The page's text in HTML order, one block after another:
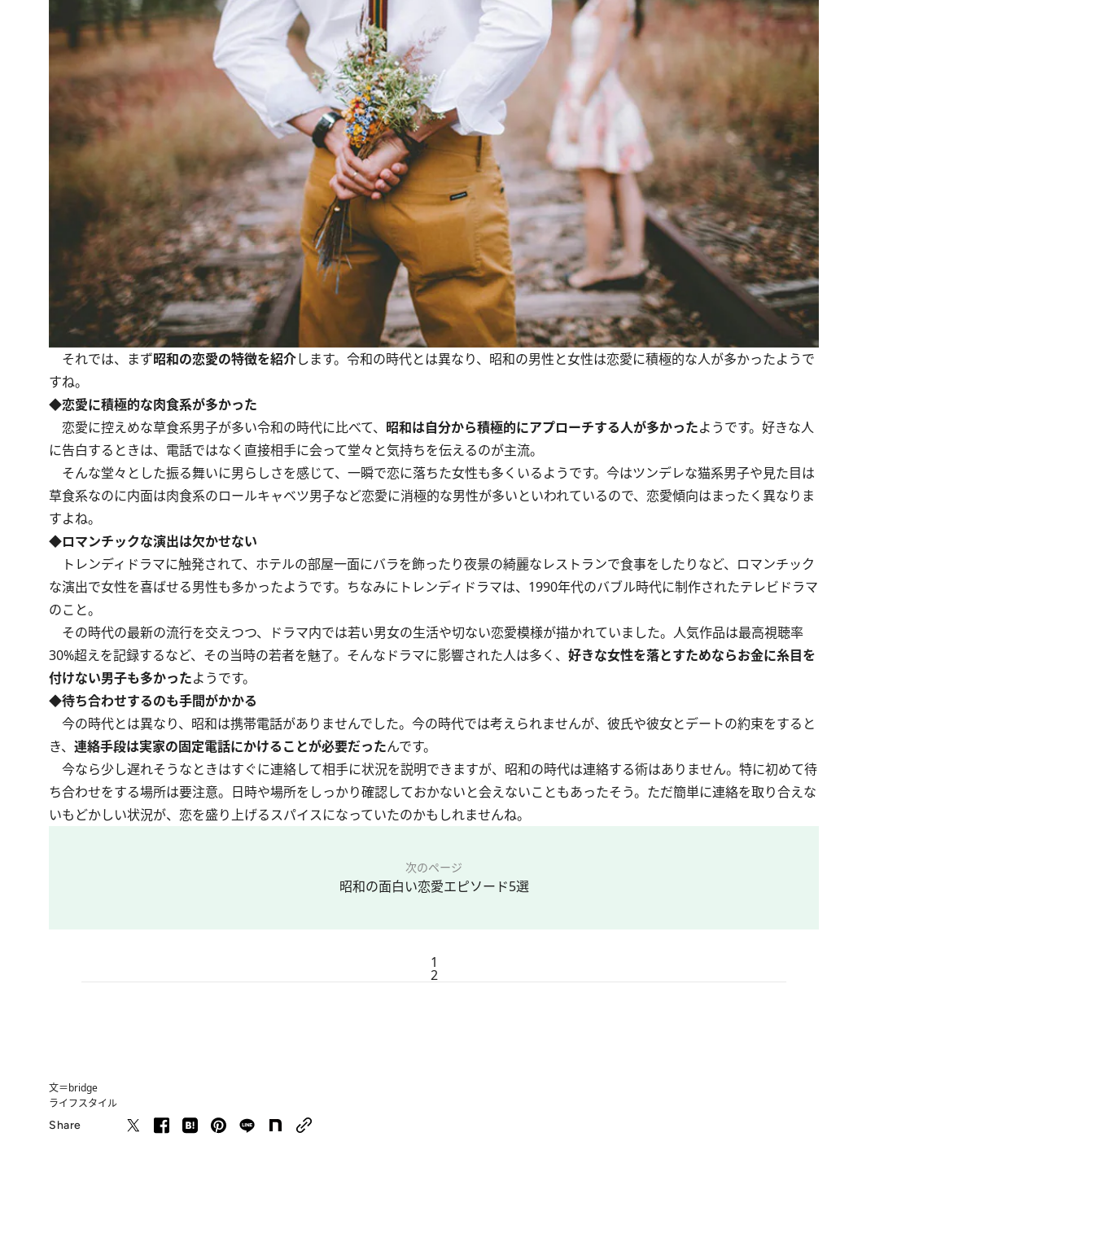
それでは、まず昭和の恋愛の特徴を紹介します。令和の時代とは異なり、昭和の男性と女性は恋愛に積極的な人が多かったようで
すね。
◆恋愛に積極的な肉食系が多かった
恋愛に控えめな草食系男子が多い令和の時代に比べて、 昭和は自分から積極的にアプローチする人が多かったようです。好きな人
に告白するときは、電話ではなく直接相手に会って堂々と気持ちを伝えるのが主流。
そんな堂々とした振る舞いに男らしさを感じて、一瞬で恋に落ちた女性も多くいるようです。今はツンデレな猫系男子や見た目は
草食系なのに内面は肉食系のロールキャベツ男子など恋愛に消極的な男性が多いといわれているので、恋愛傾向はまったく異なりま
すよね。
◆ロマンチックな演出は欠かせない
トレンディドラマに触発されて、ホテルの部屋一面にバラを飾ったり夜景の綺麗なレストランで食事をしたりなど、ロマンチック
な演出で女性を喜ばせる男性も多かったようです。ちなみにトレンディドラマは、1990年代のバブル時代に制作されたテレビドラマ
のこと。
その時代の最新の流行を交えつつ、ドラマ内では若い男女の生活や切ない恋愛模様が描かれていました。人気作品は最高視聴率
30%超えを記録するなど、その当時の若者を魅了。そんなドラマに影響された人は多く、 好きな女性を落とすためならお金に糸目を
付けない男子も多かったようです。
◆待ち合わせするのも手間がかかる
今の時代とは異なり、昭和は携帯電話がありませんでした。今の時代では考えられませんが、彼氏や彼女とデートの約束をすると
き、 連絡手段は実家の固定電話にかけることが必要だったんです。
今なら少し遅れそうなときはすぐに連絡して相手に状況を説明できますが、昭和の時代は連絡する術はありません。特に初めて待
ち合わせをする場所は要注意。日時や場所をしっかり確認しておかないと会えないこともあったそう。ただ簡単に連絡を取り合えな
いもどかしい状況が、恋を盛り上げるスパイスになっていたのかもしれませんね。
次のページ
昭和の面白い恋愛エピソード5選
1
2
文＝bridge
ライフスタイル
Share